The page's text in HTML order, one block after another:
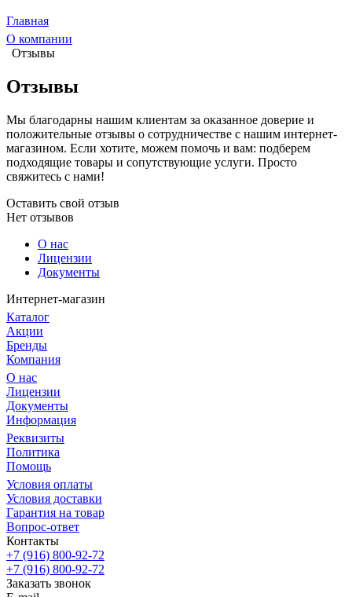
Главная
О компании
Отзывы
Отзывы
Мы благодарны нашим клиентам за оказанное доверие и
положительные отзывы о сотрудничестве с нашим интернет-
магазином. Если хотите, можем помочь и вам: подберем
подходящие товары и сопутствующие услуги. Просто
свяжитесь с нами!
Оставить свой отзыв
Нет отзывов
О нас
Лицензии
Документы
Интернет-магазин
Каталог
Акции
Бренды
Компания
О нас
Лицензии
Документы
Информация
Реквизиты
Политика
Помощь
Условия оплаты
Условия доставки
Гарантия на товар
Вопрос-ответ
Контакты
+7 (916) 800-92-72
+7 (916) 800-92-72
Заказать звонок